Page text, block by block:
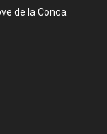
de la Conca